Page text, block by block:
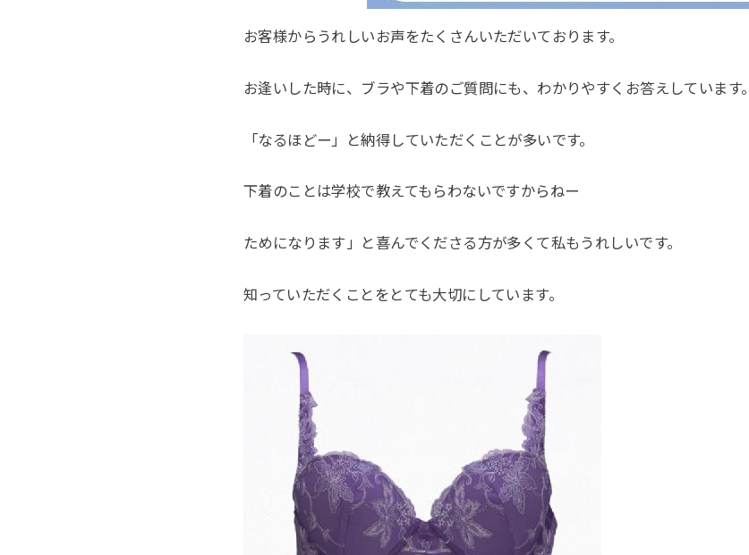
お客様からうれしいお声をたくさんいただいております。
お逢いした時に、ブラや下着のご質問にも、わかりやすくお答えしています。
「なるほどー」と納得していただくことが多いです。
下着のことは学校で教えてもらわないですからねー
ためになります」と喜んでくださる方が多くて私もうれしいです。
知っていただくことをとても大切にしています。